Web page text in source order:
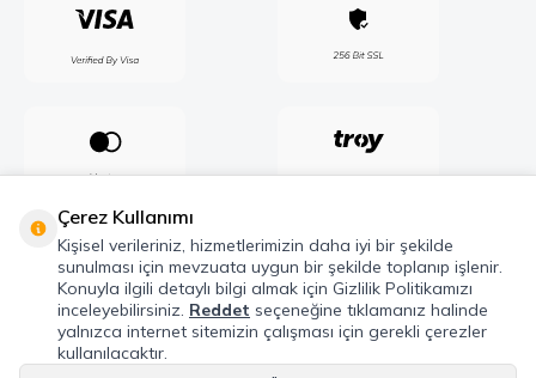
Çerez Kullanımı
Kişisel verileriniz, hizmetlerimizin daha iyi bir şekilde
sunulması için mevzuata uygun bir şekilde toplanıp işlenir.
Konuyla ilgili detaylı bilgi almak için Gizlilik Politikamızı
inceleyebilirsiniz. Reddet seçeneğine tıklamanız halinde
yalnızca internet sitemizin çalışması için gerekli çerezler
kullanılacaktır.